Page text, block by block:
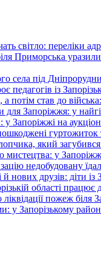
світло: переліки
Приморська
села під
педагогів із
став до війська:
для Запоріжжя: у
у Запоріжжі на
який
мистецтва: у
недобудовану
нових друзів: діти
області працює
ліквідації пожеж
у Запорізькому